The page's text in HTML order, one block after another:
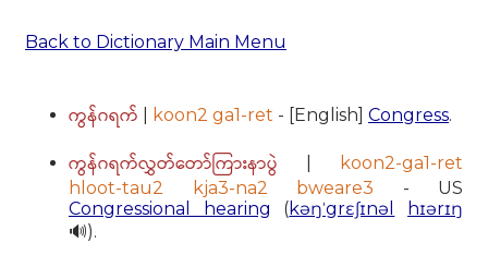
Back to Dictionary Main Menu
ကွန်ဂရက် koon2 ga1-ret - [English] Congress.
ကွန်ဂရက်လွှတ်တော်ကြားနာပွဲ
koon2-ga1-ret
hloot-tau2 kja3-na2 bweare3 - US
Congressional hearing (kəŋˈgrɛʃɪnəl
hɪərɪŋ
🔊).